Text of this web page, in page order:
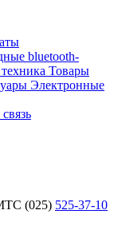
bluetooth-
Товары
Электронные
(025) 525-37-10